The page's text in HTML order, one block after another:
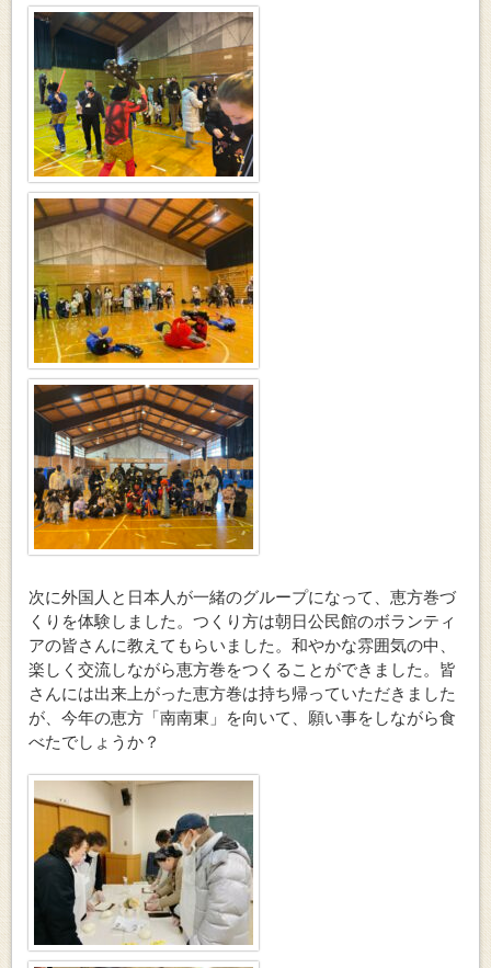
次に外国人と日本人が一緒のグループになって、 恵方巻づ
くりを体験しました。つく り方は朝日公民館のボランティ
アの皆さんに教えてもらいました。和やかな雰囲気の中、
楽しく交流しながら恵方巻をつくることができました。皆
さんには出来上がった恵方巻は持ち帰っていただきました
が、今年の恵方「南南東」を向いて、願い事をしながら食
べたでしょうか？